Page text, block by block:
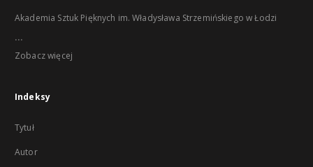
Akademia Sztuk Pięknych im. Władysława Strzemińskiego w Łodzi
...
Zobacz więcej
Indeksy
Tytuł
Autor